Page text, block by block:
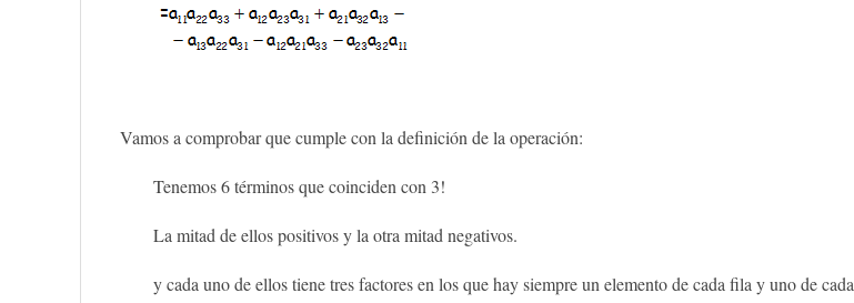
Vamos a comprobar que cumple con la definición de la operación:
Tenemos 6 términos que coinciden con 3!
La mitad de ellos positivos y la otra mitad negativos.
y cada uno de ellos tiene tres factores en los que hay siempre un elemento de cada fila y uno de cada